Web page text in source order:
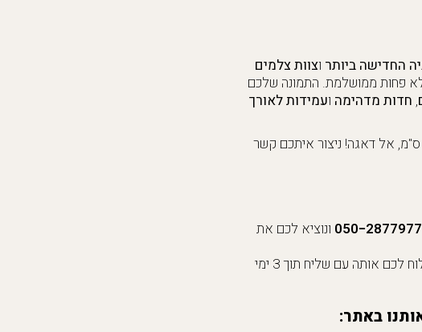
החדישה ביותר וצוות צלמים
פחות ממושלמת. התמונה שלכם
, חדות מדהימה ועמידות לאורך
ס"מ, אל דאגה! ניצור איתכם קשר
050−2877977
ונוציא לכם את
רוצים לקבל את התמונה עד פתח הבית? נשמח לשלוח לכם אותה עם שליח תוך 3 ימי
באתר: